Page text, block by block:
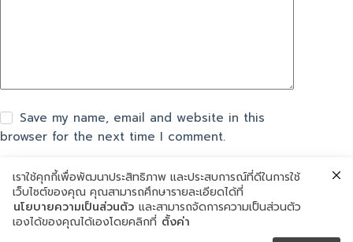
Save my name, email and website in this
browser for the next time I comment.
แสดงความเห็น
เราใช้คุกกี้เพื่อพัฒนาประสิทธิภาพ และประสบการณ์ที่ดีในการใช้
เว็บไซต์ของคุณ คุณสามารถศึกษารายละเอียดได้ที่
นโยบายความเป็นส่วนตัว และสามารถจัดการความเป็นส่วนตัว
เองได้ของคุณได้เองโดยคลิกที่ ตั้งค่า